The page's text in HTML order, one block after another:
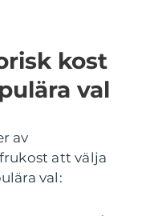
kost
val
av
att välja
val: